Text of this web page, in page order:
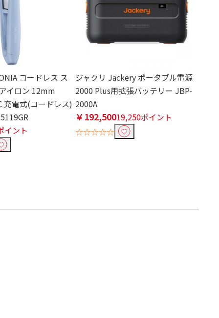
コードレス ス
イロン 12mm
電式(コードレス)
イント
ジャクリ Jackery ポータブル電源
2000 Plus用拡張バッテリー JBP-
2000A
￥192,50019,250ポイント
☆☆☆☆☆